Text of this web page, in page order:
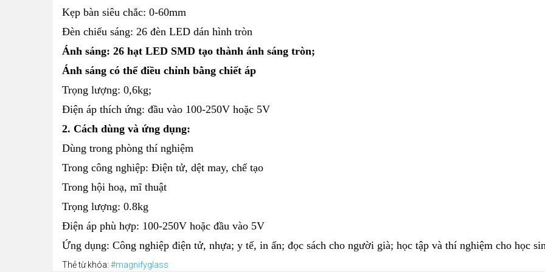
Kẹp bàn siêu chắc: 0-60mm
Đèn chiếu sáng: 26 đèn LED dán hình tròn
Ánh sáng: 26 hạt LED SMD tạo thành ánh sáng tròn;
Ánh sáng có thể điều chỉnh bằng chiết áp
Trọng lượng: 0,6kg;
Điện áp thích ứng: đầu vào 100-250V hoặc 5V
2. Cách dùng và ứng dụng:
Dùng trong phòng thí nghiệm
Trong công nghiệp: Điện tử, dệt may, chế tạo
Trong hội hoạ, mĩ thuật
Trọng lượng: 0.8kg
Điện áp phù hợp: 100-250V hoặc đầu vào 5V
Ứng dụng: Công nghiệp điện tử, nhựa; y tế, in ấn; đọc sách cho người già; học tập và thí nghiệm cho học
Thẻ từ khóa: #magnifyglass